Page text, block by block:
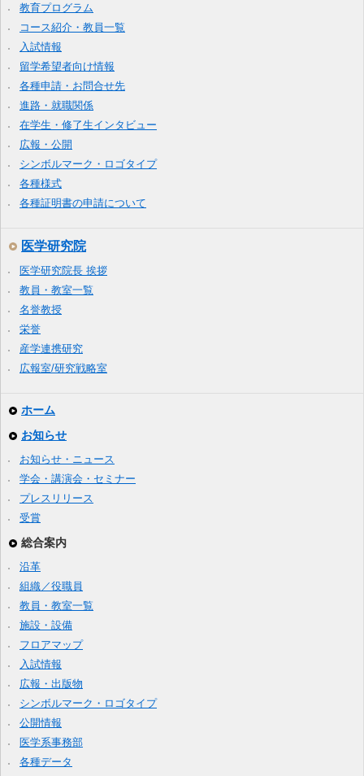
教育プログラム
コース紹介・教員一覧
入試情報
留学希望者向け情報
各種申請・お問合せ先
進路・就職関係
在学生・修了生インタビュー
広報・公開
シンボルマーク・ロゴタイプ
各種様式
各種証明書の申請について
医学研究院
医学研究院長 挨拶
教員・教室一覧
名誉教授
栄誉
産学連携研究
広報室/研究戦略室
ホーム
お知らせ
お知らせ・ニュース
学会・講演会・セミナー
プレスリリース
受賞
総合案内
沿革
組織／役職員
教員・教室一覧
施設・設備
フロアマップ
入試情報
広報・出版物
シンボルマーク・ロゴタイプ
公開情報
医学系事務部
各種データ